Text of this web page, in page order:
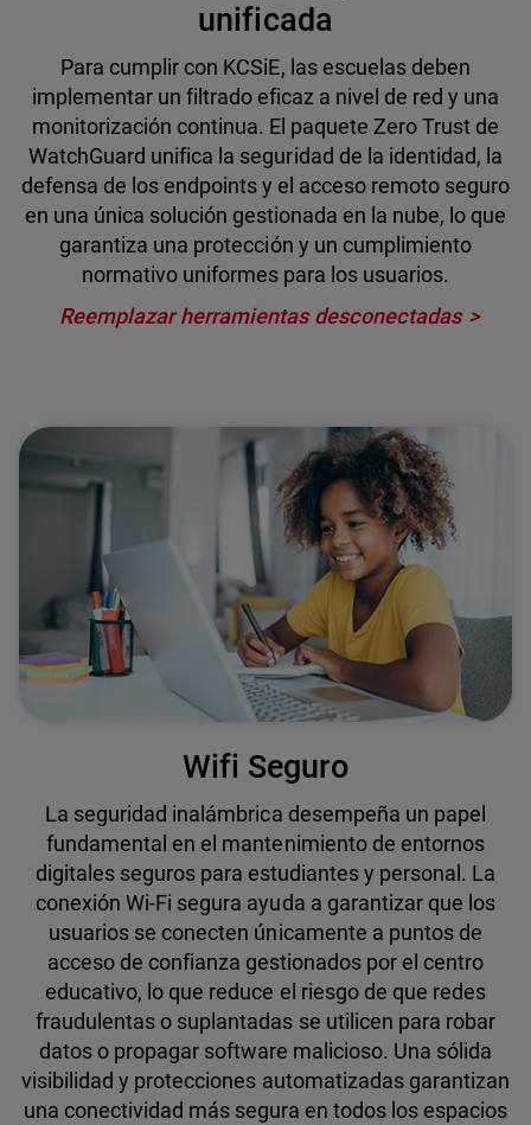
unificada
Para cumplir con KCSiE, las escuelas deben
implementar un filtrado eficaz a nivel de red y una
monitorización continua. El paquete Zero Trust de
WatchGuard unifica la seguridad de la identidad, la
defensa de los endpoints y el acceso remoto seguro
en una única solución gestionada en la nube, lo que
garantiza una protección y un cumplimiento
normativo uniformes para los usuarios.
Reemplazar herramientas desconectadas
Wifi Seguro
La seguridad inalámbrica desempeña un papel
fundamental en el mantenimiento de entornos
digitales seguros para estudiantes y personal. La
conexión Wi-Fi segura ayuda a garantizar que los
usuarios se conecten únicamente a puntos de
acceso de confianza gestionados por el centro
educativo, lo que reduce el riesgo de que redes
fraudulentas o suplantadas se utilicen para robar
datos o propagar software malicioso. Una sólida
visibilidad y protecciones automatizadas garantizan
una conectividad más segura en todos los espacios